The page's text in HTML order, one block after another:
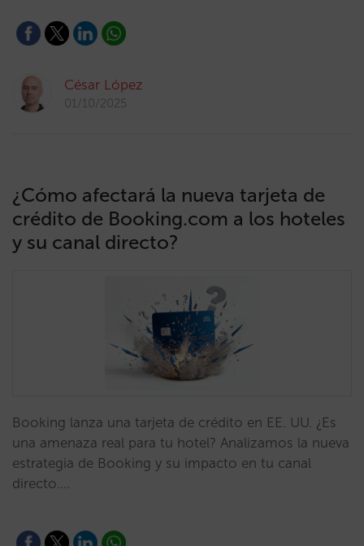
César López
01/10/2025
¿Cómo afectará la nueva tarjeta de
crédito de Booking.com a los hoteles
y su canal directo?
Booking lanza una tarjeta de crédito en EE. UU. ¿Es
una amenaza real para tu hotel? Analizamos la nueva
estrategia de Booking y su impacto en tu canal
directo.…